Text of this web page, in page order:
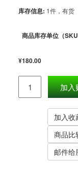
库存信息: 1件，有货
商品库存单位（
¥180.00